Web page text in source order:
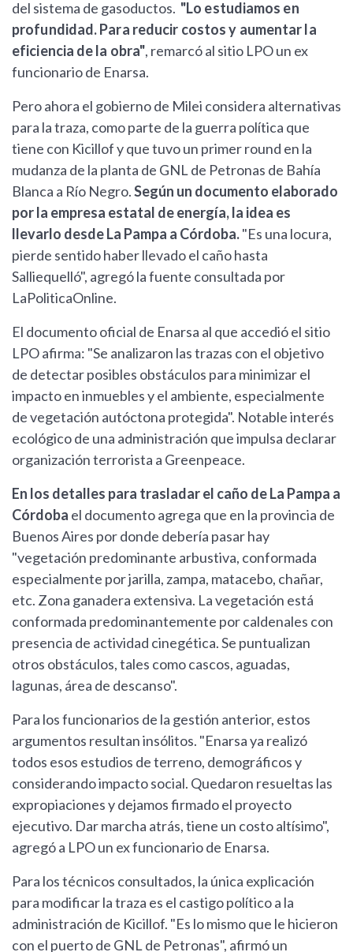
del sistema de gasoductos. "Lo estudiamos en
profundidad. Para reducir costos y aumentar la
eficiencia de la obra", remarcó al sitio LPO un ex
funcionario de Enarsa.
Pero ahora el gobierno de Milei considera alternativas
para la traza, como parte de la guerra política que
tiene con Kicillof y que tuvo un primer round en la
mudanza de la planta de GNL de Petronas de Bahía
Blanca a Río Negro.Según un documento elaborado
por la empresa estatal de energía, la idea es
llevarlo desde La Pampa a Córdoba."Es una locura,
pierde sentido haber llevado el caño hasta
Salliequelló", agregó la fuente consultada por
LaPoliticaOnline.
El documento oficial de Enarsa al que accedió el sitio
LPO afirma: "Se analizaron las trazas con el objetivo
de detectar posibles obstáculos para minimizar el
impacto en inmuebles y el ambiente, especialmente
de vegetación autóctona protegida". Notable interés
ecológico de una administración que impulsa declarar
organización terrorista a Greenpeace.
En los detalles para trasladar el caño de La Pampa a
Córdoba el documento agrega que en la provincia de
Buenos Aires por donde debería pasar hay
"vegetación predominante arbustiva, conformada
especialmente por jarilla, zampa, matacebo, chañar,
etc. Zona ganadera extensiva. La vegetación está
conformada predominantemente por caldenales con
presencia de actividad cinegética. Se puntualizan
otros obstáculos, tales como cascos, aguadas,
lagunas, área de descanso".
Para los funcionarios de la gestión anterior, estos
argumentos resultan insólitos. "Enarsa ya realizó
todos esos estudios de terreno, demográficos y
considerando impacto social. Quedaron resueltas las
expropiaciones y dejamos firmado el proyecto
ejecutivo. Dar marcha atrás, tiene un costo altísimo",
agregó a LPO un ex funcionario de Enarsa.
Para los técnicos consultados, la única explicación
para modificar la traza es el castigo político a la
administración de Kicillof. "Es lo mismo que le hicieron
con el puerto de GNL de Petronas", afirmó un